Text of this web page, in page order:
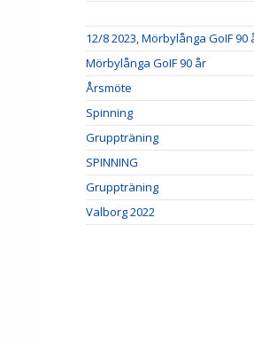
12/8 2023, Mörbylånga GoIF 90
Mörbylånga GoIF 90 år
Årsmöte
Spinning
Gruppträning
SPINNING
Gruppträning
Valborg 2022